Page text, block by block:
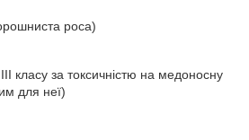
роса)
класу за токсичністю на медоносну
для неї)